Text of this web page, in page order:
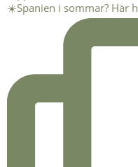
☀️Spanien i sommar? Här